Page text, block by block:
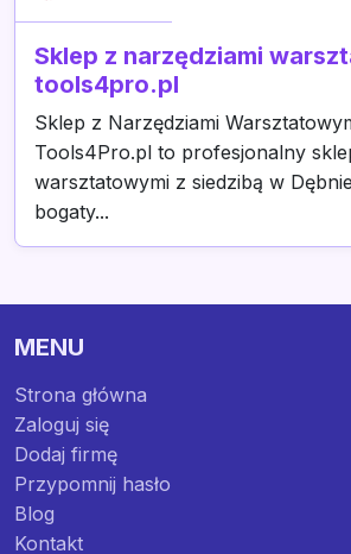
Sklep z narzędziami
tools4pro.pl
Sklep z Narzędziami
Tools4Pro.pl to profesjonalny
warsztatowymi z siedzibą w
bogaty...
MENU
Strona główna
Zaloguj się
Dodaj firmę
Przypomnij hasło
Blog
Kontakt